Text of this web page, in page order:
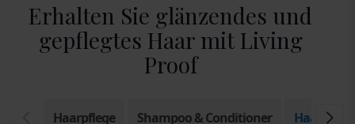
Erhalten Sie glänzendes und
gepflegtes Haar mit Living
Proof
Haarpflege Shampoo & Conditioner